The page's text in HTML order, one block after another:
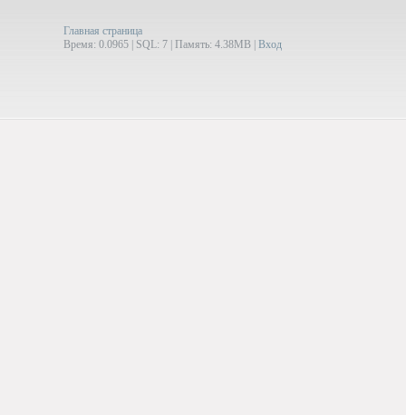
Главная страница
Время: 0.0965 | SQL: 7 | Память: 4.38MB Вход